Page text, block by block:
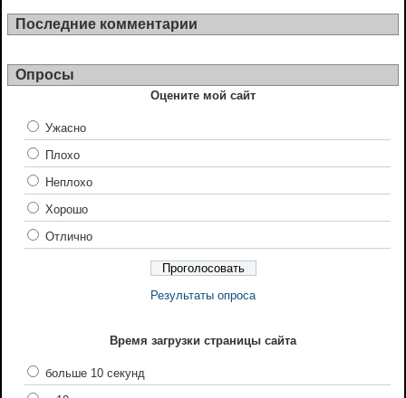
Последние комментарии
Опросы
Оцените мой сайт
Ужасно
Плохо
Неплохо
Хорошо
Отлично
Результаты опроса
Время загрузки страницы сайта
больше 10 секунд